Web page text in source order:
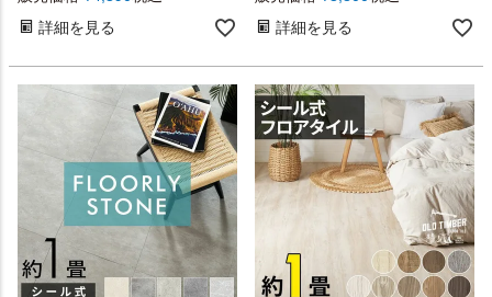
詳細を見る
詳細を見る